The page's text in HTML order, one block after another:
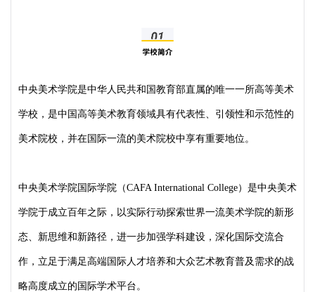
中央美术学院是中华人民共和国教育部直属的唯一一所高等美术
学校，是中国高等美术教育领域具有代表性、引领性和示范性的
美术院校，并在国际一流的美术院校中享有重要地位。
中央美术学院国际学院（CAFA International College）是中央美术
学院于成立百年之际，以实际行动探索世界一流美术学院的新形
态、新思维和新路径，进一步加强学科建设，深化国际交流合
作，立足于满足高端国际人才培养和大众艺术教育普及需求的战
略高度成立的国际学术平台。